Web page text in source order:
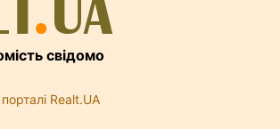
свідомо
Realt.UA